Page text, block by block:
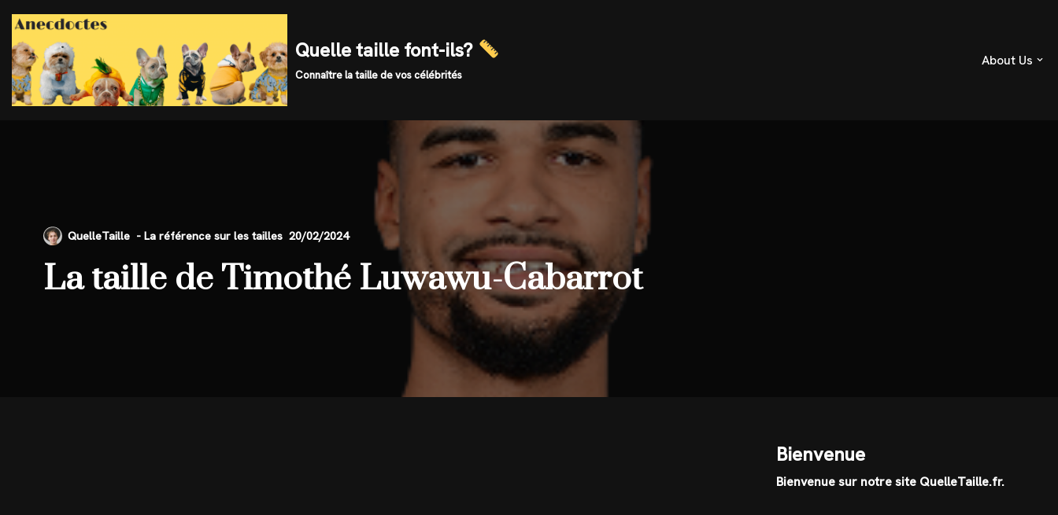
Skip
to
content
Quelle taille font-ils?
Connaître la taille de vos célébrités
About Us
QuelleTaille 20/02/2024
La taille de Timothé Luwawu-Cabarrot
Bienvenue
Bienvenue sur notre site QuelleTaille.fr.